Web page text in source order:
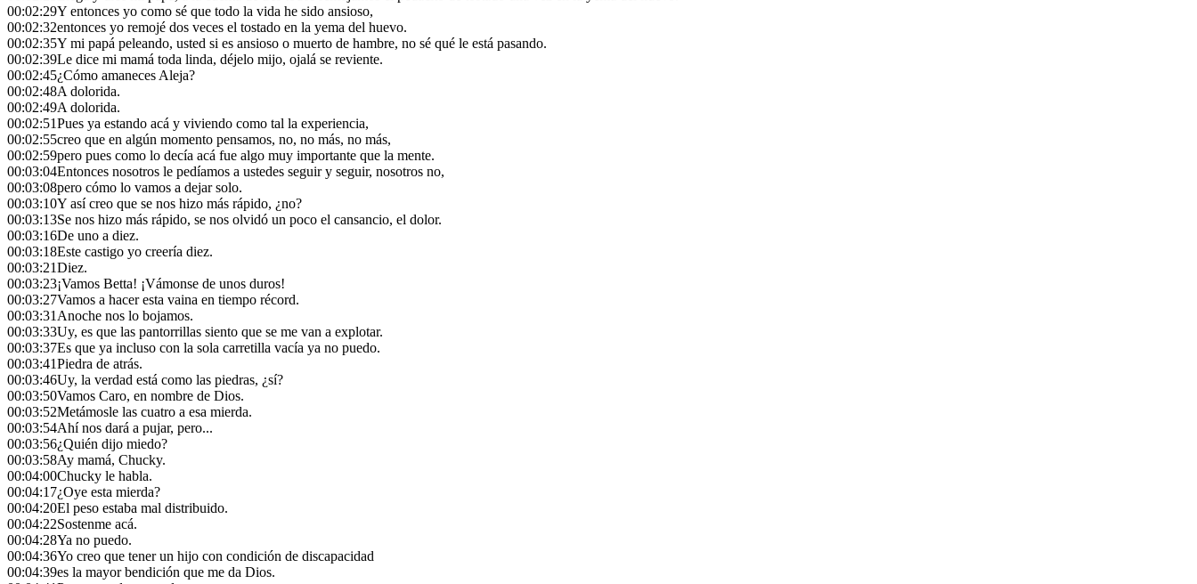
00:02:29Y entonces yo como sé que todo la vida he sido ansioso,
00:02:32entonces yo remojé dos veces el tostado en la yema del huevo.
00:02:35Y mi papá peleando, usted si es ansioso o muerto de hambre, no sé qué le está pasando.
00:02:39Le dice mi mamá toda linda, déjelo mijo, ojalá se reviente.
00:02:45¿Cómo amaneces Aleja?
00:02:48A dolorida.
00:02:49A dolorida.
00:02:51Pues ya estando acá y viviendo como tal la experiencia,
00:02:55creo que en algún momento pensamos, no, no más, no más,
00:02:59pero pues como lo decía acá fue algo muy importante que la mente.
00:03:04Entonces nosotros le pedíamos a ustedes seguir y seguir, nosotros no,
00:03:08pero cómo lo vamos a dejar solo.
00:03:10Y así creo que se nos hizo más rápido, ¿no?
00:03:13Se nos hizo más rápido, se nos olvidó un poco el cansancio, el dolor.
00:03:16De uno a diez.
00:03:18Este castigo yo creería diez.
00:03:21Diez.
00:03:23¡Vamos Betta! ¡Vámonse de unos duros!
00:03:27Vamos a hacer esta vaina en tiempo récord.
00:03:31Anoche nos lo bojamos.
00:03:33Uy, es que las pantorrillas siento que se me van a explotar.
00:03:37Es que ya incluso con la sola carretilla vacía ya no puedo.
00:03:41Piedra de atrás.
00:03:46Uy, la verdad está como las piedras, ¿sí?
00:03:50Vamos Caro, en nombre de Dios.
00:03:52Metámosle las cuatro a esa mierda.
00:03:54Ahí nos dará a pujar, pero...
00:03:56¿Quién dijo miedo?
00:03:58Ay mamá, Chucky.
00:04:00Chucky le habla.
00:04:17¿Oye esta mierda?
00:04:20El peso estaba mal distribuido.
00:04:22Sostenme acá.
00:04:28Ya no puedo.
00:04:36Yo creo que tener un hijo con condición de discapacidad
00:04:39es la mayor bendición que me da Dios.